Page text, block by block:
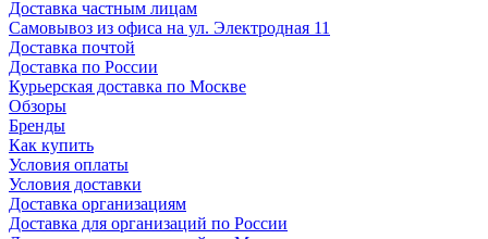
Доставка частным лицам
Самовывоз из офиса на ул. Электродная 11
Доставка почтой
Доставка по России
Курьерская доставка по Москве
Обзоры
Бренды
Как купить
Условия оплаты
Условия доставки
Доставка организациям
Доставка для организаций по России